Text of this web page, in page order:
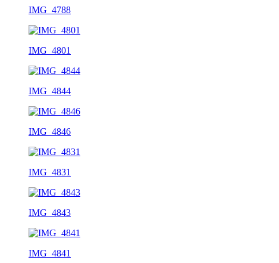
IMG_4788
IMG_4801
IMG_4844
IMG_4846
IMG_4831
IMG_4843
IMG_4841